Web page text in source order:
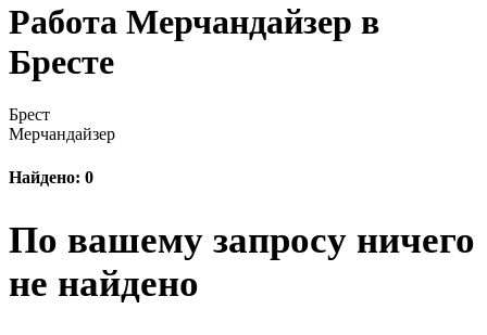
Работа Мерчандайзер в
Бресте
Брест
Мерчандайзер
Найдено: 0
По вашему запросу ничего
не найдено